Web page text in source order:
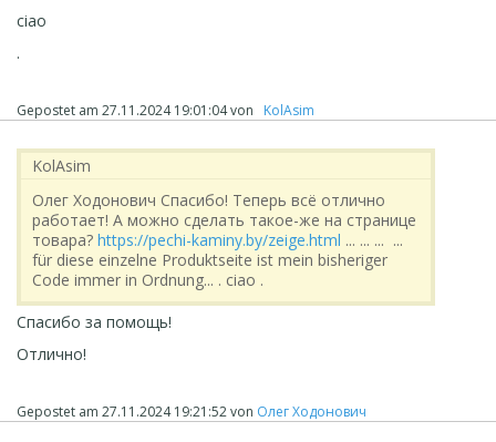
ciao
.
Gepostet am 27.11.2024 19:01:04von ‪ KolAsim ‪ ‪
‪ KolAsim ‪ ‪
Олег Ходонович Спасибо! Теперь всё отлично
работает! А можно сделать такое-же на странице
товара? https://pechi-kaminy.by/zeige.html ... ... ... ...
für diese einzelne Produktseite ist mein bisheriger
Code immer in Ordnung... . ciao .
Спасибо за помощь!
Отлично!
Gepostet am 27.11.2024 19:21:52von Олег Ходонович